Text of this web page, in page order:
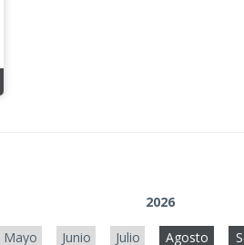
2026
Mayo Junio Julio Agosto